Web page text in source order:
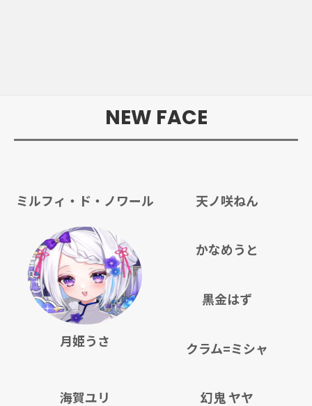
NEW FACE
ミルフィ・ド・ノワール 天ノ咲ねん
月姫うさ
かなめうと
黒金はず
クラム=ミシャ
海賀ユリ 幻鬼 ヤヤ